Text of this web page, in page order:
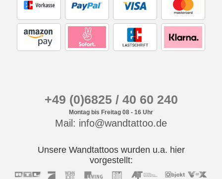
+49 (0)6825 / 40 60 240
Montag bis Freitag 08 - 16 Uhr
Mail: info@wandtattoo.de
Unsere Wandtattoos wurden u.a. hier
vorgestellt: